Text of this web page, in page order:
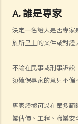
A. 誰是專家
決定一名證人是否專家
於所呈上的文件或對證
不論在民事或刑事訴
須確保專家的意見不偏
專家證據可以在眾多
業估價、工程、職業
a. 供認作為傳聞證據規
b. 供認的可接納性和證據
1. 自願性
2. 豁除證據的剩餘酌情
5. 如果執法人員非法
b. 誘捕
c. 以「濫用司法程序」